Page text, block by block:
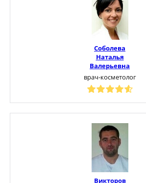
Соболева
Наталья
Валерьевна
врач-косметолог
Викторов